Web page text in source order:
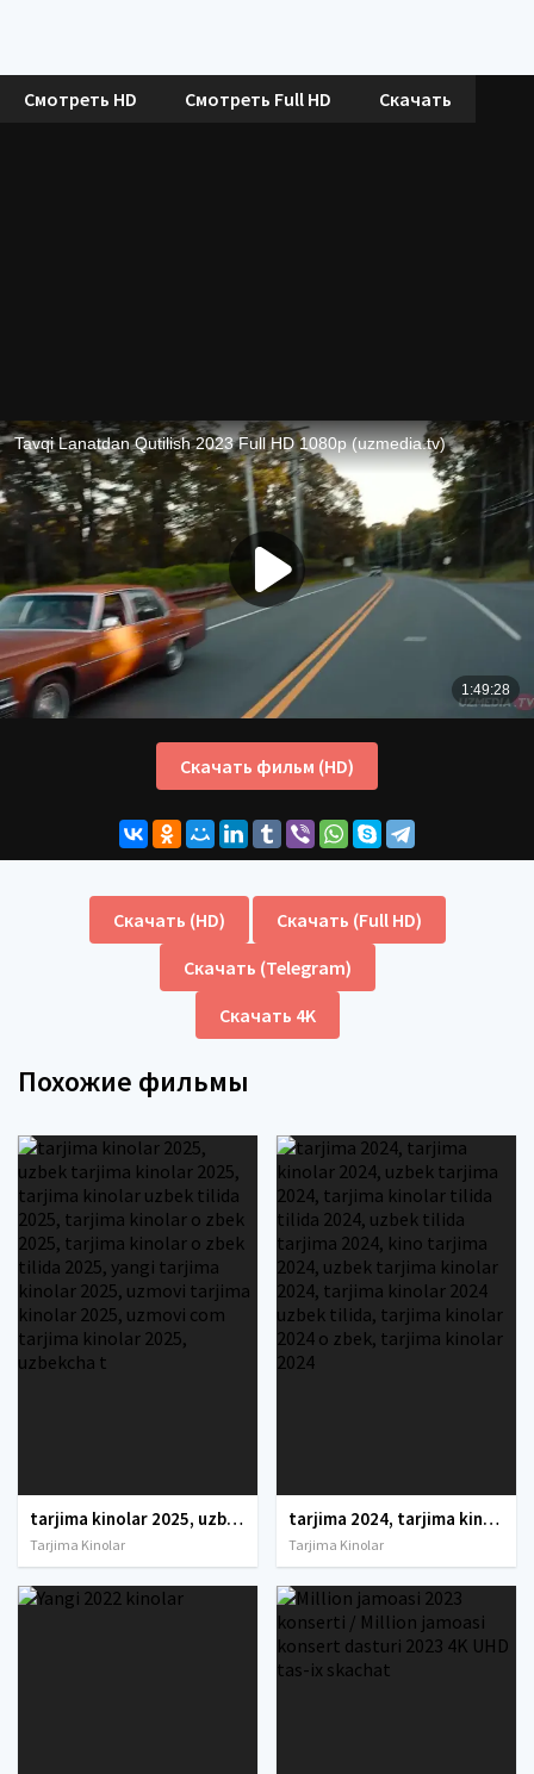
Смотреть HD Смотреть Full HD Скачать
Скачать фильм (HD)
Скачать (HD)
Скачать (Full HD)
Скачать (Telegram)
Скачать 4K
Похожие фильмы
tarjima kinolar 2025, uzbek tarjima kinolar 2025, tarjima kinolar uzbek tilida 2025, tarjima kinolar o zbek 2025, tarjima kinolar o zbek tilida 2025, yangi tarjima kinolar 2025, uzmovi tarjima kinolar 2025, uzmovi com tarjima kinolar 2025, uzbekcha t
Tarjima Kinolar
tarjima 2024, tarjima kinolar 2024, uzbek tarjima 2024, tarjima kinolar tilida tilida 2024, uzbek tilida tarjima 2024, kino tarjima 2024, uzbek tarjima kinolar 2024, tarjima kinolar 2024 uzbek tilida, tarjima kinolar 2024 o zbek, tarjima kinolar 2024
Tarjima Kinolar